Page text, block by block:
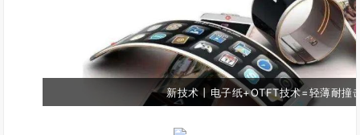
新技术丨电子纸+OTFT技术=轻薄耐撞